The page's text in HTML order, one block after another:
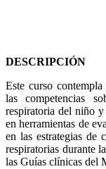
DESCRIPCIÓN
Este curso
las competencias
respiratoria del niño y
en herramientas de
en las estrategias de
respiratorias durante
las Guías clínicas del